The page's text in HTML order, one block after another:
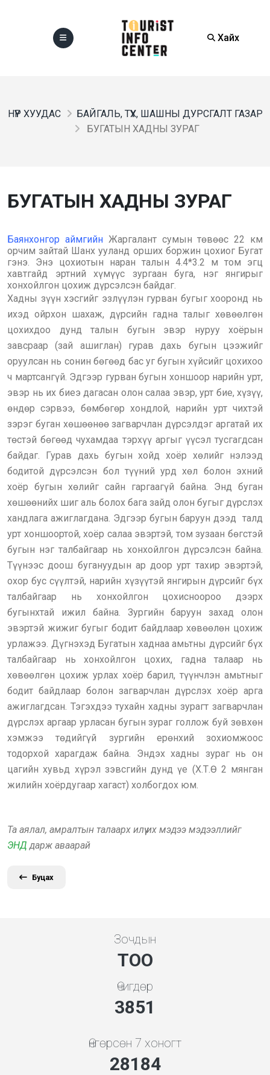
Хайх
НҮҮР ХУУДАС
БАЙГАЛЬ, ТҮҮХ, ШАШНЫ ДУРСГАЛТ ГАЗАР
БУГАТЫН ХАДНЫ ЗУРАГ
БУГАТЫН ХАДНЫ ЗУРАГ
Баянхонгор аймгийнЖаргалант сумын төвөөс 22 км
орчим зайтай Шанх ууланд орших боржин цохиог Бугат
гэнэ. Энэ цохиотын наран талын 4.4*3.2 м том эгц
хавтгайд эртний хүмүүс зургаан буга, нэг янгирыг
хонхойлгон цохиж дүрсэлсэн байдаг.
Хадны зүүн хэсгийг эзлүүлэн гурван бугыг хооронд нь
ихэд ойрхон шахаж, дүрсийн гадна талыг хөвөөлгөн
цохихдоо дунд талын бугын эвэр нуруу хоёрын
завсраар (зай ашиглан) гурав дахь бугын цээжийг
оруулсан нь сонин бөгөөд бас уг бугын хүйсийг цохихоо
ч мартсангүй. Эдгээр гурван бугын хоншоор нарийн урт,
эвэр нь их биеэ дагасан олон салаа эвэр, урт бие, хүзүү,
өндөр сэрвээ, бөмбөгөр хондлой, нарийн урт чихтэй
зэрэг буган хөшөөнөө загварчлан дүрсэлдэг аргатай их
төстэй бөгөөд чухамдаа тэрхүү аргыг үүсэл тусгагдсан
байдаг. Гурав дахь бугын хойд хоёр хөлийг нэлээд
бодитой дүрсэлсэн бол түүний урд хөл болон эхний
хоёр бугын хөлийг сайн гаргаагүй байна. Энд буган
хөшөөнийх шиг аль болох бага зайд олон бугыг дүрслэх
хандлага ажиглагдана. Эдгээр бугын баруун дээд талд
урт хоншоортой, хоёр салаа эвэртэй, том зузаан бөгстэй
бугын нэг талбайгаар нь хонхойлгон дүрсэлсэн байна.
Түүнээс доош бугануудын ар доор урт тахир эвэртэй,
охор бус сүүлтэй, нарийн хүзүүтэй янгирын дүрсийг бүх
талбайгаар нь хонхойлгон цохисноороо дээрх
бугынхтай ижил байна. Зургийн баруун захад олон
эвэртэй жижиг бугыг бодит байдлаар хөвөөлөн цохиж
урлажээ. Дүгнэхэд Бугатын хаднаа амьтны дүрсийг бүх
талбайгаар нь хонхойлгон цохих, гадна талаар нь
хөвөөлгөн цохиж урлах хоёр барил, түүнчлэн амьтныг
бодит байдлаар болон загварчлан дүрслэх хоёр арга
ажиглагдсан. Тэгэхдээ тухайн хадны зурагт загварчлан
дүрслэх аргаар урласан бугын зураг голлож буй зөвхөн
хэмжээ төдийгүй зургийн ерөнхий зохиомжоос
тодорхой харагдаж байна. Эндэх хадны зураг нь он
цагийн хувьд хүрэл зэвсгийн дунд үе (Х.Т.Ө 2 мянган
жилийн хоёрдугаар хагаст) холбогдох юм.
Та аялал, амралтын талаарх илүү их мэдээ мэдээллийг
ЭНД дарж аваарай
Буцах
Зочдын
ТОО
Өчигдөр
4136
Өнгөрсөн 7 хоногт
30272